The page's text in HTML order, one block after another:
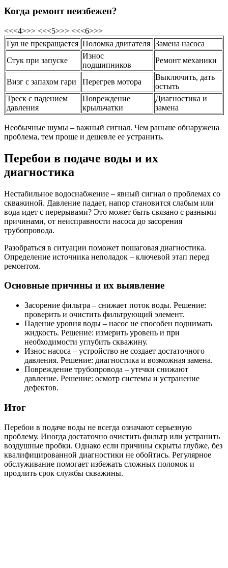
Когда ремонт неизбежен?
<<<4>>> <<<5>>> <<<6>>>
Гул не прекращается Поломка двигателя Замена насоса
Стук при запуске
Износ
подшипников
Ремонт механики
Визг с запахом гари Перегрев мотора
Выключить, дать
остыть
Треск с падением
давления
Повреждение
крыльчатки
Диагностика и
замена
Необычные шумы – важный сигнал. Чем раньше обнаружена
проблема, тем проще и дешевле ее устранить.
Перебои в подаче воды и их
диагностика
Нестабильное водоснабжение – явный сигнал о проблемах со
скважиной. Давление падает, напор становится слабым или
вода идет с перерывами? Это может быть связано с разными
причинами, от неисправности насоса до засорения
трубопровода.
Разобраться в ситуации поможет пошаговая диагностика.
Определение источника неполадок – ключевой этап перед
ремонтом.
Основные причины и их выявление
Засорение фильтра – снижает поток воды. Решение:
проверить и очистить фильтрующий элемент.
Падение уровня воды – насос не способен поднимать
жидкость. Решение: измерить уровень и при
необходимости углубить скважину.
Износ насоса – устройство не создает достаточного
давления. Решение: диагностика и возможная замена.
Повреждение трубопровода – утечки снижают
давление. Решение: осмотр системы и устранение
дефектов.
Итог
Перебои в подаче воды не всегда означают серьезную
проблему. Иногда достаточно очистить фильтр или устранить
воздушные пробки. Однако если причины скрыты глубже, без
квалифицированной диагностики не обойтись. Регулярное
обслуживание помогает избежать сложных поломок и
продлить срок службы скважины.